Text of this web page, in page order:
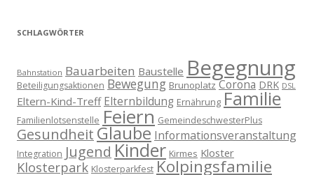
SCHLAGWÖRTER
Bahnstation Bauarbeiten Baustelle Begegnung
Beteiligungsaktionen Bewegung Brunoplatz Corona DRK DSL
Eltern-Kind-Treff Elternbildung Ernährung Familie
Familienlotsenstelle Feiern GemeindeschwesterPlus
Gesundheit Glaube Informationsveranstaltung
Integration Jugend Kinder Kirmes Kloster
Klosterpark Klosterparkfest Kolpingsfamilie